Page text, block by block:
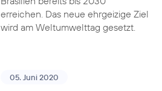
erreichen. Das neue ehrgeizige Ziel
wird am Weltumwelttag gesetzt.
05. Juni 2020